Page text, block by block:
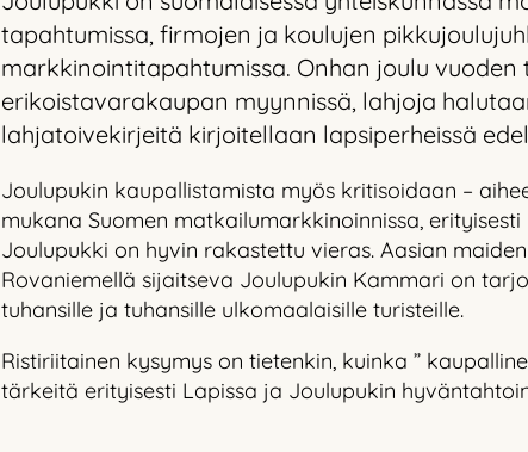
tapahtumissa, firmojen ja koulujen
markkinointitapahtumissa. Onhan joulu
erikoistavarakaupan myynnissä, lahjoja
lahjatoivekirjeitä kirjoitellaan lapsiperheissä
Joulupukin kaupallistamista myös kritisoidaan –
mukana Suomen matkailumarkkinoinnissa,
Joulupukki on hyvin rakastettu vieras. Aasian
Rovaniemellä sijaitseva Joulupukin Kammari on
tuhansille ja tuhansille ulkomaalaisille turisteille.
Ristiriitainen kysymys on tietenkin, kuinka ”
tärkeitä erityisesti Lapissa ja Joulupukin